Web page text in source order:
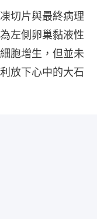
切片與最終病理
左側卵巢黏液性
胞增生，但並未
放下心中的大石